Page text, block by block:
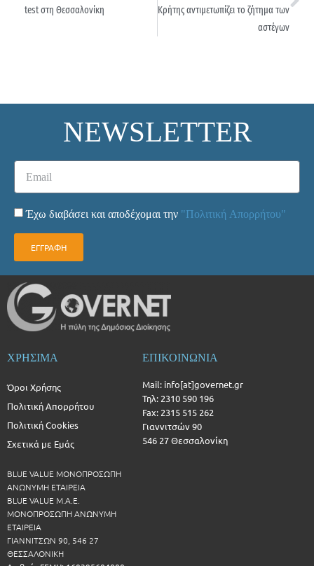
test στη Θεσσαλονίκη
Κρήτης αντιμετωπίζει το ζήτημα των
αστέγων
NEWSLETTER
Έχω διαβάσει και αποδέχομαι την "Πολιτική Απορρήτου"
ΕΓΓΡΑΦΗ
ΧΡΗΣΙΜΑ
Όροι Χρήσης
Πολιτική Απορρήτου
Πολιτική Cookies
Σχετικά με Εμάς
BLUE VALUE ΜΟΝΟΠΡΟΣΩΠΗ
ΑΝΩΝΥΜΗ ΕΤΑΙΡΕΙΑ
BLUE VALUE Μ.Α.Ε.
ΜΟΝΟΠΡΟΣΩΠΗ ΑΝΩΝΥΜΗ
ΕΤΑΙΡΕΙΑ
ΓΙΑΝΝΙΤΣΩΝ 90, 546 27
ΘΕΣΣΑΛΟΝΙΚΗ
ΕΠΙΚΟΙΝΩΝΙΑ
Mail: info[at]governet.gr
Τηλ: 2310 590 196
Fax: 2315 515 262
Γιαννιτσών 90
546 27 Θεσσαλονίκη